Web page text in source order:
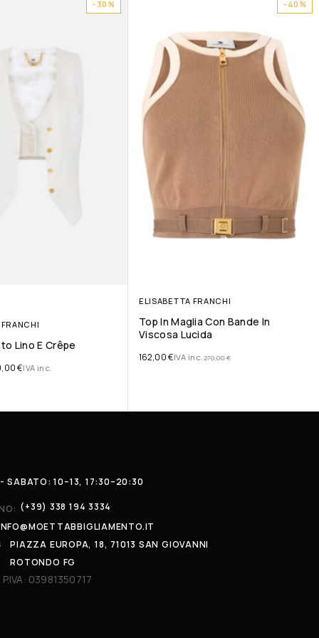
-30%
Lino E Crêpe
€IVA inc.
-40%
ELISABETTA FRANCHI
Top In Maglia Con Bande In
Viscosa Lucida
270,00€
162,00€IVA inc.
SABATO: 10–13, 17:30–20:30
(+39) 338 194 3334
PIAZZA EUROPA, 18, 71013 SAN GIOVANNI
ROTONDO FG
03981350717